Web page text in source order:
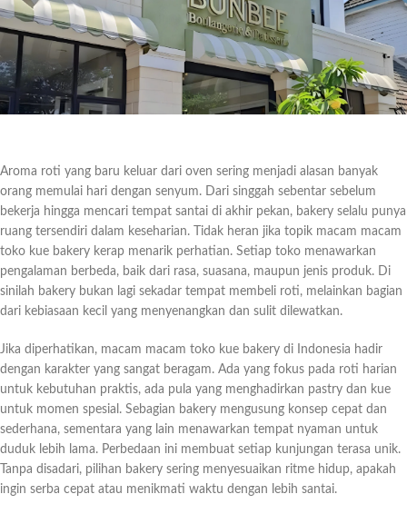
Aroma roti yang baru keluar dari oven sering menjadi alasan banyak
orang memulai hari dengan senyum. Dari singgah sebentar sebelum
bekerja hingga mencari tempat santai di akhir pekan, bakery selalu punya
ruang tersendiri dalam keseharian. Tidak heran jika topik macam macam
toko kue bakery kerap menarik perhatian. Setiap toko menawarkan
pengalaman berbeda, baik dari rasa, suasana, maupun jenis produk. Di
sinilah bakery bukan lagi sekadar tempat membeli roti, melainkan bagian
dari kebiasaan kecil yang menyenangkan dan sulit dilewatkan.
Jika diperhatikan, macam macam toko kue bakery di Indonesia hadir
dengan karakter yang sangat beragam. Ada yang fokus pada roti harian
untuk kebutuhan praktis, ada pula yang menghadirkan pastry dan kue
untuk momen spesial. Sebagian bakery mengusung konsep cepat dan
sederhana, sementara yang lain menawarkan tempat nyaman untuk
duduk lebih lama. Perbedaan ini membuat setiap kunjungan terasa unik.
Tanpa disadari, pilihan bakery sering menyesuaikan ritme hidup, apakah
ingin serba cepat atau menikmati waktu dengan lebih santai.